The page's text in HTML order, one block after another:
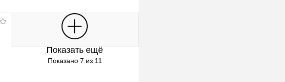
В корзину
Купить в 1 клик К сравнению
Показать ещё
Показано 7 из 11